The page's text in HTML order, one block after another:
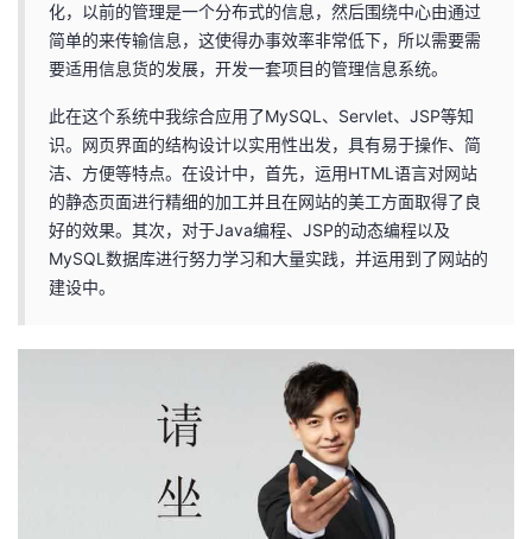
的
博
客
我
的
论
我
的
我
化，以前的管理是一个分布式的信息，然后围绕中心由通过
简单的来传输信息，这使得办事效率非常低下，所以需要需
要适用信息货的发展，开发一套项目的管理信息系统。
此在这个系统中我综合应用了MySQL、Servlet、JSP等知
识。网页界面的结构设计以实用性出发，具有易于操作、简
洁、方便等特点。在设计中，首先，运用HTML语言对网站
的静态页面进行精细的加工并且在网站的美工方面取得了良
好的效果。其次，对于Java编程、JSP的动态编程以及
MySQL数据库进行努力学习和大量实践，并运用到了网站的
建设中。